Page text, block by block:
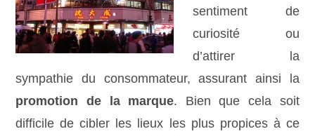
sentiment de
curiosité ou
d’attirer la
sympathie du consommateur, assurant ainsi la
promotion de la marque. Bien que cela soit
difficile de cibler les lieux les plus propices à ce